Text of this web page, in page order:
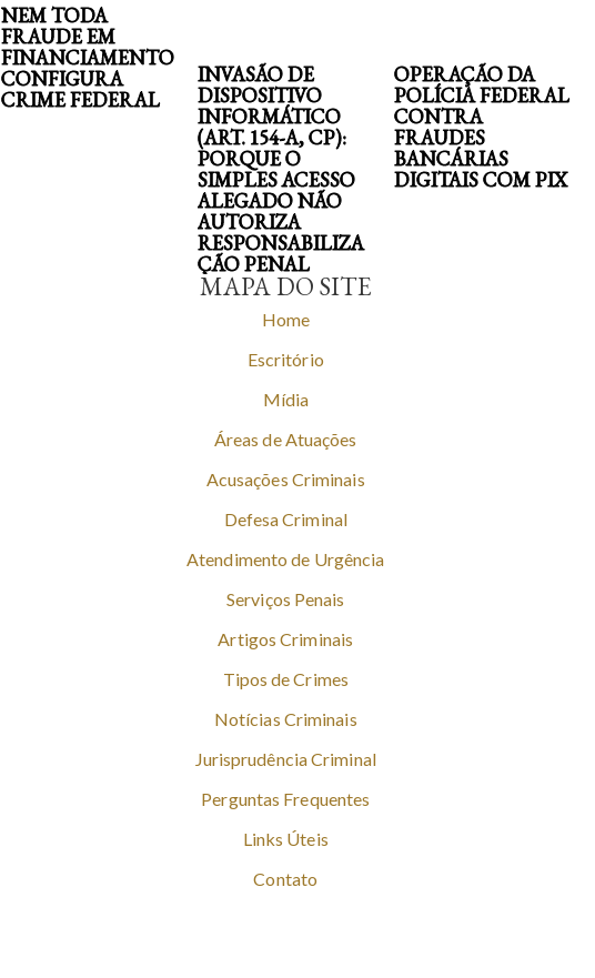
NEM TODA
FRAUDE EM
FINANCIAMENTO
CONFIGURA
CRIME FEDERAL
INVASÃO DE
DISPOSITIVO
INFORMÁTICO
(ART. 154-A, CP):
PORQUE O
SIMPLES ACESSO
ALEGADO NÃO
AUTORIZA
RESPONSABILIZA
ÇÃO PENAL
OPERAÇÃO DA
POLÍCIA FEDERAL
CONTRA
FRAUDES
BANCÁRIAS
DIGITAIS COM PIX
MAPA DO SITE
Home
Escritório
Mídia
Áreas de Atuações
Acusações Criminais
Defesa Criminal
Atendimento de Urgência
Serviços Penais
Artigos Criminais
Tipos de Crimes
Notícias Criminais
Jurisprudência Criminal
Perguntas Frequentes
Links Úteis
Contato